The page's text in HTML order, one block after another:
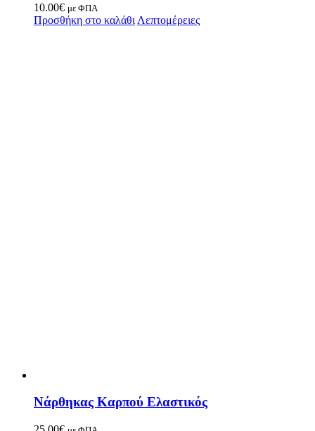
10.00€ με ΦΠΑ
Προσθήκη στο καλάθι Λεπτομέρειες
Νάρθηκας Καρπού Ελαστικός